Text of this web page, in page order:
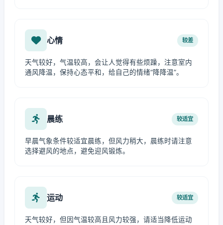
心情 较差
天气较好，气温较高，会让人觉得有些烦躁，注意室内
通风降温，保持心态平和，给自己的情绪“降降温”。
晨练 较适宜
早晨气象条件较适宜晨练，但风力稍大，晨练时请注意
选择避风的地点，避免迎风锻炼。
运动 较适宜
天气较好，但因气温较高且风力较强，请适当降低运动